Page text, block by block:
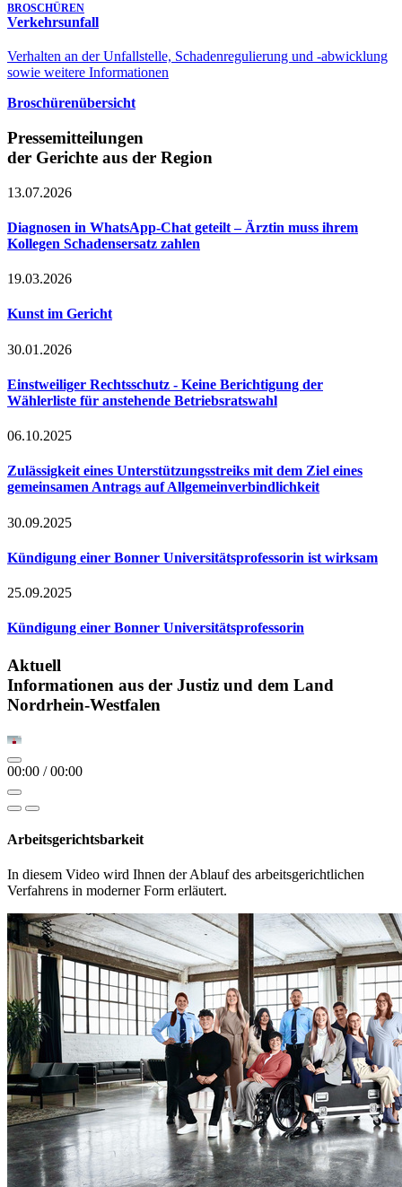
BROSCHÜREN
Verkehrsunfall
Verhalten an der Unfallstelle, Schadenregulierung und -abwicklung
sowie weitere Informationen
Broschürenübersicht
Pressemitteilungen
der Gerichte aus der Region
13.07.2026
Diagnosen in WhatsApp-Chat geteilt – Ärztin muss ihrem
Kollegen Schadensersatz zahlen
19.03.2026
Kunst im Gericht
30.01.2026
Einstweiliger Rechtsschutz - Keine Berichtigung der
Wählerliste für anstehende Betriebsratswahl
06.10.2025
Zulässigkeit eines Unterstützungsstreiks mit dem Ziel eines
gemeinsamen Antrags auf Allgemeinverbindlichkeit
30.09.2025
Kündigung einer Bonner Universitätsprofessorin ist wirksam
25.09.2025
Kündigung einer Bonner Universitätsprofessorin
Aktuell
Informationen aus der Justiz und dem Land
Nordrhein-Westfalen
00:00 /00:00
Arbeitsgerichtsbarkeit
In diesem Video wird Ihnen der Ablauf des arbeitsgerichtlichen
Verfahrens in moderner Form erläutert.